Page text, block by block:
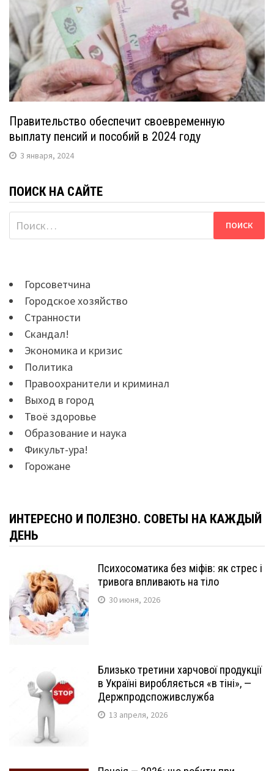
Правительство обеспечит своевременную
выплату пенсий и пособий в 2024 году
3 января, 2024
ПОИСК НА САЙТЕ
Найти:
Горсоветчина
Городское хозяйство
Странности
Скандал!
Экономика и кризис
Политика
Правоохранители и криминал
Выход в город
Твоё здоровье
Образование и наука
Фикульт-ура!
Горожане
ИНТЕРЕСНО И ПОЛЕЗНО. СОВЕТЫ НА КАЖДЫЙ
ДЕНЬ
Психосоматика без міфів: як стрес і
тривога впливають на тіло
30 июня, 2026
Близько третини харчової продукції
в Україні виробляється «в тіні», —
Держпродспоживслужба
13 апреля, 2026